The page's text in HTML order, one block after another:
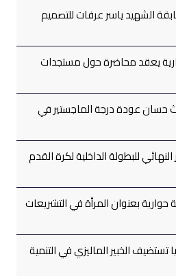
الشهيد ياسر عرفات للتصميم
يعقد محاضرة حول مستجدات
حسان عودة درجة الماجستير في
للبطولة الداخلية لكرة القدم
بعنوان المرأة في التشريعات
تستضيف الخبير الماليزي في التنمية